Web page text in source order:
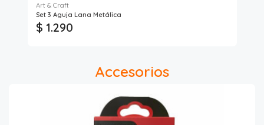
Art & Craft
Set 3 Aguja Lana Metálica
$ 1.290
Accesorios